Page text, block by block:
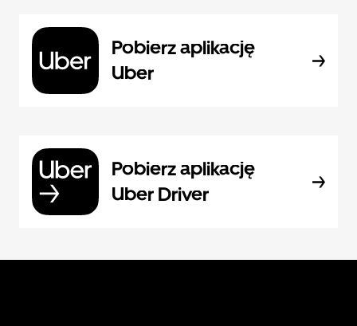
Pobierz aplikację
Uber
Pobierz aplikację
Uber Driver